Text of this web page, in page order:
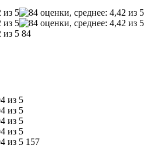
84
157